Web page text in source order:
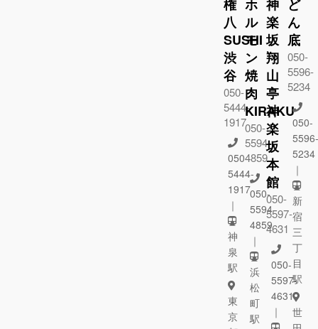
権
八
SUSHI
渋
谷
050-
5444-
1917
050-
5444-
1917
｜
神
泉
駅
東
京
ホ
ル
モ
ン
焼
肉
KIRAKU
050-
5594-
4859
050-
5594-
4859
｜
浜
松
町
駅
神
楽
坂
翔
山
亭
神
楽
坂
本
館
050-
5597-
4631
050-
5597-
4631
｜
ど
ん
底
050-
5596-
5234
050-
5234
｜
新
宿
三
丁
目
駅
世